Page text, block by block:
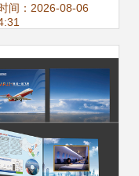
价值，赋能数字
农业新篇章
间：2026-08-06